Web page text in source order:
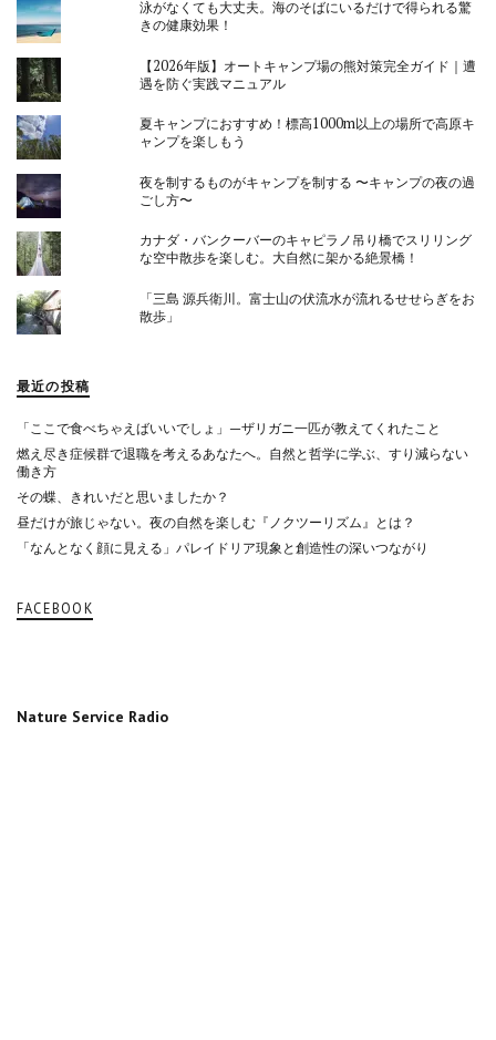
泳がなくても大丈夫。海のそばにいるだけで得られる驚
きの健康効果！
【2026年版】オートキャンプ場の熊対策完全ガイド｜遭
遇を防ぐ実践マニュアル
夏キャンプにおすすめ！標高1000m以上の場所で高原キ
ャンプを楽しもう
夜を制するものがキャンプを制する 〜キャンプの夜の過
ごし方〜
カナダ・バンクーバーのキャピラノ吊り橋でスリリング
な空中散歩を楽しむ。大自然に架かる絶景橋！
「三島 源兵衛川。富士山の伏流水が流れるせせらぎをお
散歩」
最近の投稿
「ここで食べちゃえばいいでしょ」—ザリガニ一匹が教えてくれたこと
燃え尽き症候群で退職を考えるあなたへ。自然と哲学に学ぶ、すり減らない
働き方
その蝶、きれいだと思いましたか？
昼だけが旅じゃない。夜の自然を楽しむ『ノクツーリズム』とは？
「なんとなく顔に見える」パレイドリア現象と創造性の深いつながり
FACEBOOK
Nature Service Radio